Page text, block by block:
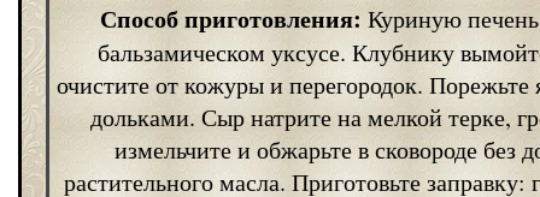
Способ приготовления:Куриную печень
бальзамическом уксусе. Клубнику
очистите от кожуры и перегородок.
дольками. Сыр натрите на мелкой терке,
измельчите и обжарьте в сковороде без
растительного масла. Приготовьте заправку: